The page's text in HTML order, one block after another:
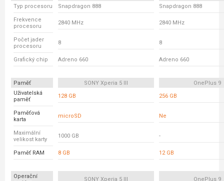
Typ procesoru
Snapdragon 888 Snapdragon 888
Frekvence
procesoru
2840 MHz 2840 MHz
Počet jader
procesoru
8 8
Grafický chip Adreno 660 Adreno 660
Paměť SONY Xperia 5 III
OnePlus 9
Uživatelská
paměť
128 GB 256 GB
Paměťová
karta
microSD Ne
Maximální
velikost karty
1000 GB -
Paměť RAM 8 GB 12 GB
Operační
SONY Xperia 5 III OnePlus 9